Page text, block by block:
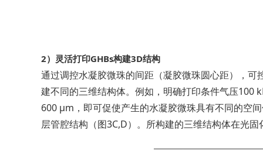
2） 灵活打印GHBs构建3D结构
通过调控水凝胶微珠的间距（凝胶微珠圆心距），
建不同的三维结构体。例如，明确打印条件气压100
600 μm，即可促使产生的水凝胶微珠具有不同的空
层管腔结构（图3C,D）。所构建的三维结构体在光